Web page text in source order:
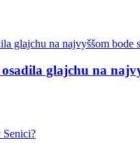
glajchu na